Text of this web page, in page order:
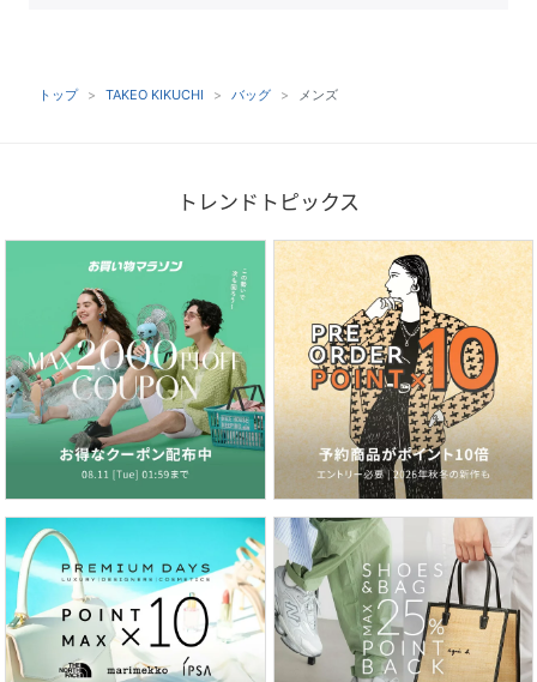
トップ TAKEO KIKUCHI バッグ メンズ
トレンドトピックス